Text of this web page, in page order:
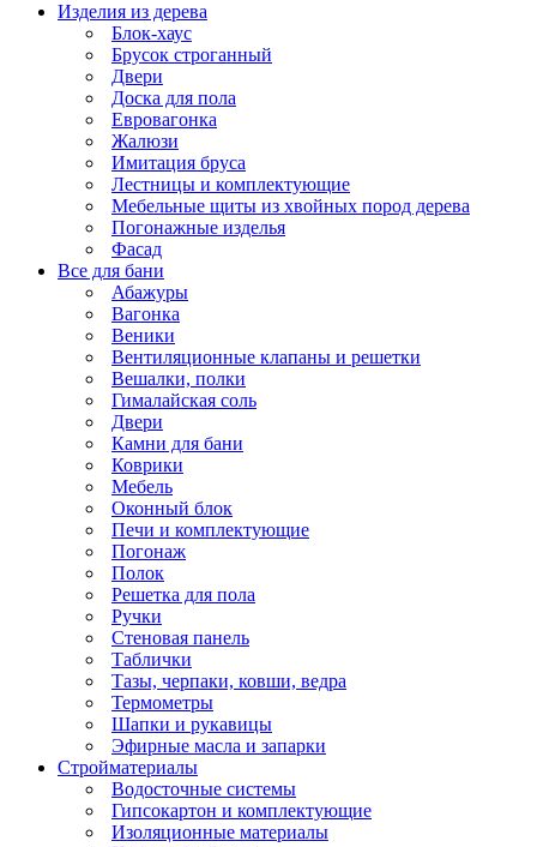
Изделия из дерева
Блок-хаус
Брусок строганный
Двери
Доска для пола
Евровагонка
Жалюзи
Имитация бруса
Лестницы и комплектующие
Мебельные щиты из хвойных пород дерева
Погонажные изделья
Фасад
Все для бани
Абажуры
Вагонка
Веники
Вентиляционные клапаны и решетки
Вешалки, полки
Гималайская соль
Двери
Камни для бани
Коврики
Мебель
Оконный блок
Печи и комплектующие
Погонаж
Полок
Решетка для пола
Ручки
Стеновая панель
Таблички
Тазы, черпаки, ковши, ведра
Термометры
Шапки и рукавицы
Эфирные масла и запарки
Стройматериалы
Водосточные системы
Гипсокартон и комплектующие
Изоляционные материалы